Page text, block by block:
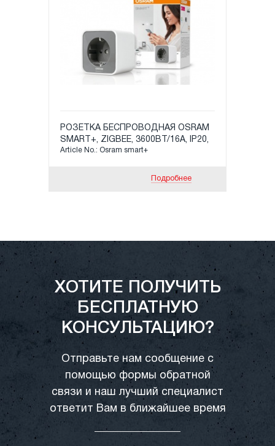
РОЗЕТКА БЕСПРОВОДНАЯ OSRAM
SMART+, ZIGBEE, 3600ВТ/16А, IP20,
В60ХШ60ХД84ММ БЕЛАЯ
Article No.: Osram smart+
Подробнее
ХОТИТЕ ПОЛУЧИТЬ
БЕСПЛАТНУЮ
КОНСУЛЬТАЦИЮ?
Отправьте нам сообщение с
помощью формы обратной
связи и наш лучший специалист
ответит Вам в ближайшее время